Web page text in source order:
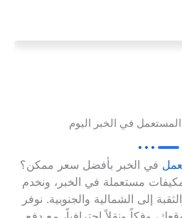
المستعمل في الخبر اليوم
في الخبر بأفضل سعر ممكن؟
مستعملة في الخبر، ونخدم
إلى الشمالية والجنوبية. نوفر